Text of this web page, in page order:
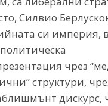
Силвио
си империя,
чрез
структури,
дискурс,